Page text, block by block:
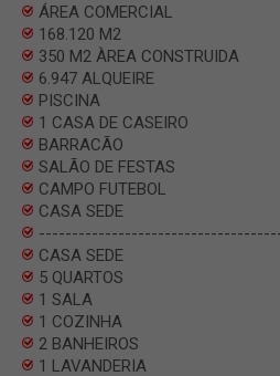
ÁREA COMERCIAL
168.120 M2
350 M2 ÀREA CONSTRUIDA
6.947 ALQUEIRE
PISCINA
1 CASA DE CASEIRO
BARRACÃO
SALÃO DE FESTAS
CAMPO FUTEBOL
CASA SEDE
CASA SEDE
5 QUARTOS
1 SALA
1 COZINHA
2 BANHEIROS
1 LAVANDERIA